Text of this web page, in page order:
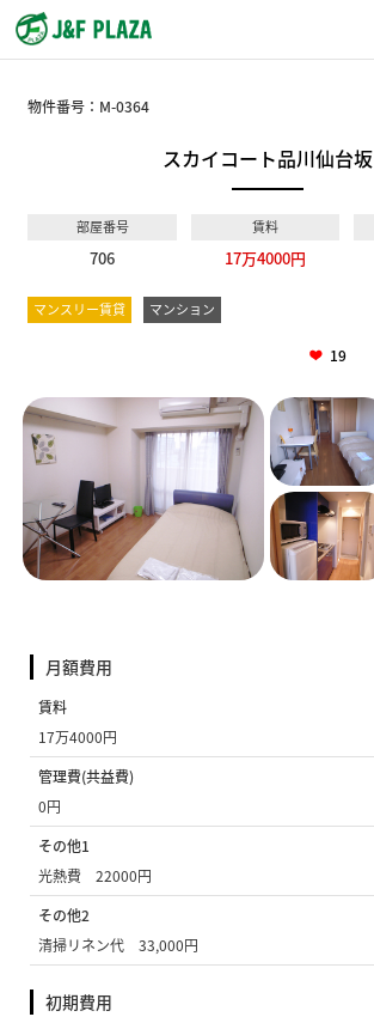
物件番号： M-0364
スカイコート品川仙台坂
部屋番号
706
賃料
17万4000円
マンスリー賃貸 マンション
19
月額費用
賃料
17万4000円
管理費(共益費)
0円
その他1
光熱費 22000円
その他2
清掃リネン代 33,000円
初期費用